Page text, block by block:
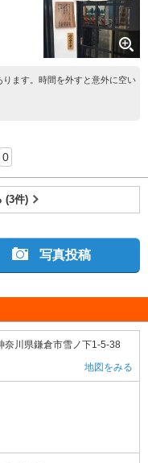
ます。時間を外すと意外に空い
0
(3件)
写真投稿
奈川県鎌倉市雪ノ下1-5-38
地図をみる